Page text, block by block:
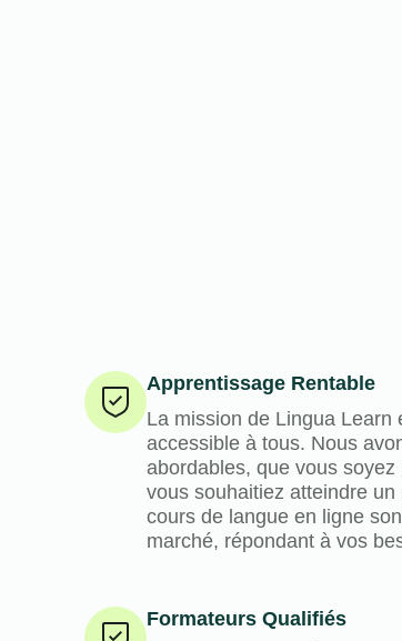
Apprentissage Rentable
La mission de Lingua Learn
accessible à tous. Nous
abordables, que vous
vous souhaitiez atteindre
cours de langue en ligne
marché, répondant à vos
Formateurs Qualifiés